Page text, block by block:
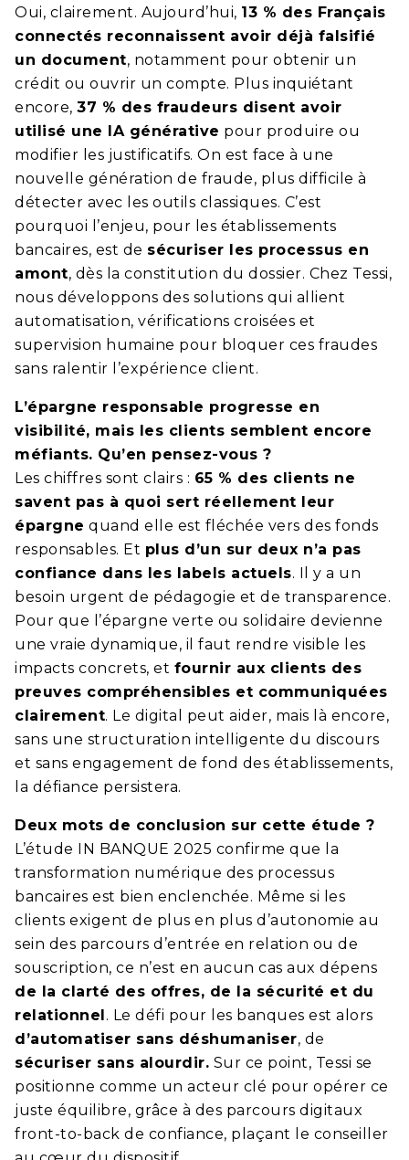
Oui, clairement. Aujourd’hui, 13 % des Français
connectés reconnaissent avoir déjà falsifié
un document, notamment pour obtenir un
crédit ou ouvrir un compte. Plus inquiétant
encore, 37 % des fraudeurs disent avoir
utilisé une IA générative pour produire ou
modifier les justificatifs. On est face à une
nouvelle génération de fraude, plus difficile à
détecter avec les outils classiques. C’est
pourquoi l’enjeu, pour les établissements
bancaires, est de sécuriser les processus en
amont, dès la constitution du dossier. Chez Tessi,
nous développons des solutions qui allient
automatisation, vérifications croisées et
supervision humaine pour bloquer ces fraudes
sans ralentir l’expérience client.
L’épargne responsable progresse en
visibilité, mais les clients semblent encore
méfiants. Qu’en pensez-vous ?
Les chiffres sont clairs : 65 % des clients ne
savent pas à quoi sert réellement leur
épargne quand elle est fléchée vers des fonds
responsables. Et plus d’un sur deux n’a pas
confiance dans les labels actuels. Il y a un
besoin urgent de pédagogie et de transparence.
Pour que l’épargne verte ou solidaire devienne
une vraie dynamique, il faut rendre visible les
impacts concrets, et fournir aux clients des
preuves compréhensibles et communiquées
clairement. Le digital peut aider, mais là encore,
sans une structuration intelligente du discours
et sans engagement de fond des établissements,
la défiance persistera.
Deux mots de conclusion sur cette étude ?
L’étude IN BANQUE 2025 confirme que la
transformation numérique des processus
bancaires est bien enclenchée. Même si les
clients exigent de plus en plus d’autonomie au
sein des parcours d’entrée en relation ou de
souscription, ce n’est en aucun cas aux dépens
de la clarté des offres, de la sécurité et du
relationnel. Le défi pour les banques est alors
d’automatiser sans déshumaniser, de
sécuriser sans alourdir. Sur ce point, Tessi se
positionne comme un acteur clé pour opérer ce
juste équilibre, grâce à des parcours digitaux
front-to-back de confiance, plaçant le conseiller